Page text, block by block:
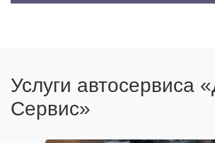
Услуги автосервиса
Сервис»